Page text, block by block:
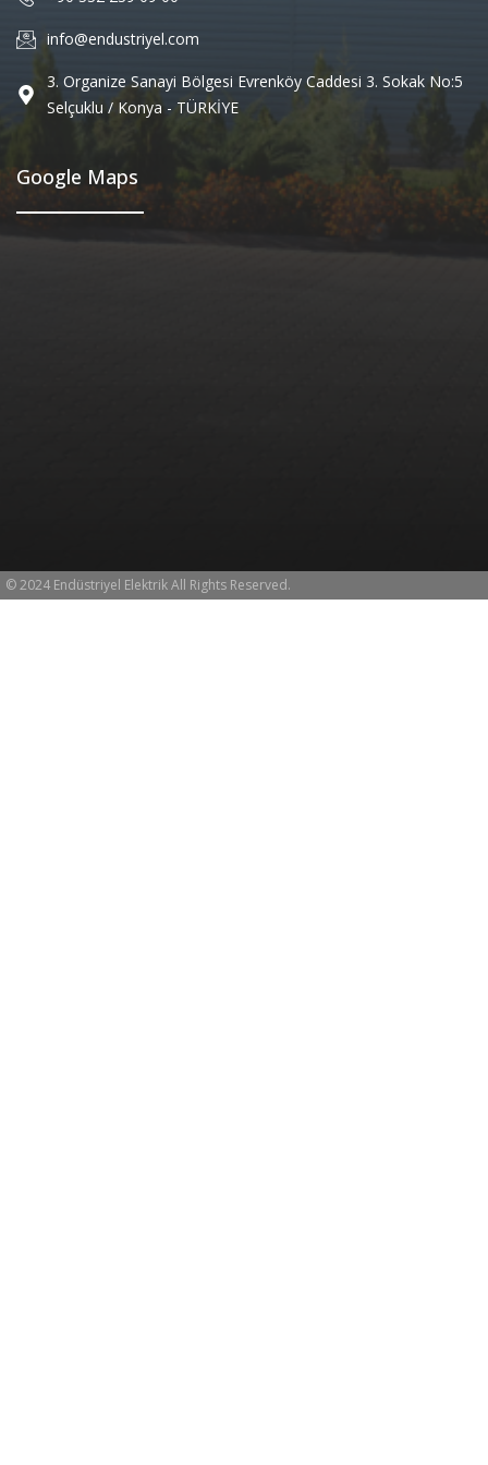
info@endustriyel.com
3. Organize Sanayi Bölgesi Evrenköy Caddesi 3. Sokak No:5
Selçuklu / Konya - TÜRKİYE
Google Maps
© 2024 Endüstriyel Elektrik All Rights Reserved.